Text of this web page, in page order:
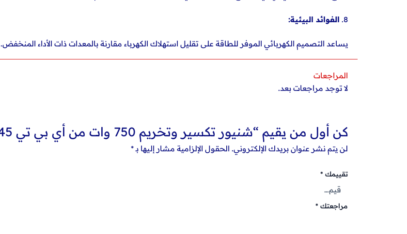
8. الفوائد البيئية:
يساعد التصميم الكهربائي الموفر للطاقة على تقليل استهلاك الكهرباء مقارنة بالمعدات ذات الأداء المنخفض.
المراجعات
لا توجد مراجعات بعد.
كن أول من يقيم “شنيور تكسير وتخريم 750 وات من أي بي تي DW02645”
لن يتم نشر عنوان بريدك الإلكتروني. الحقول الإلزامية مشار إليها بـ*
تقييمك *
مراجعتك *